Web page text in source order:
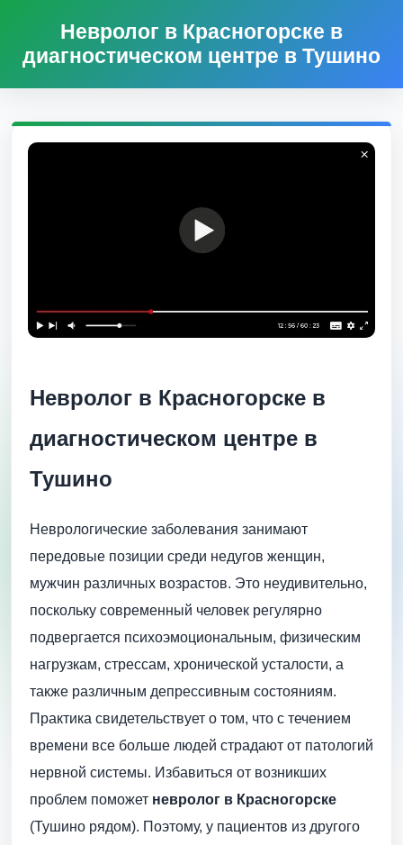
Невролог в Красногорске в
диагностическом центре в Тушино
Невролог в Красногорске в
диагностическом центре в
Тушино
Неврологические заболевания занимают
передовые позиции среди недугов женщин,
мужчин различных возрастов. Это неудивительно,
поскольку современный человек регулярно
подвергается психоэмоциональным, физическим
нагрузкам, стрессам, хронической усталости, а
также различным депрессивным состояниям.
Практика свидетельствует о том, что с течением
времени все больше людей страдают от патологий
нервной системы. Избавиться от возникших
проблем поможет невролог в Красногорске
(Тушино рядом). Поэтому, у пациентов из другого